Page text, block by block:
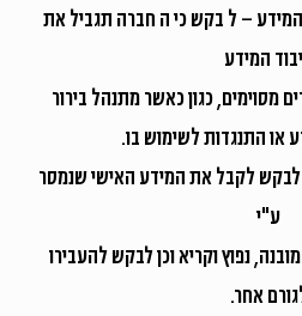
המידע – ל בקש כי ה חברה תגביל את
המידע
כגון כאשר מתנהל בירור
או התנגדות לשימוש בו.
- לבקש לקבל את המידע האישי שנמסר
ע"י
נפוץ וקריא וכן לבקש להעבירו
אחר.